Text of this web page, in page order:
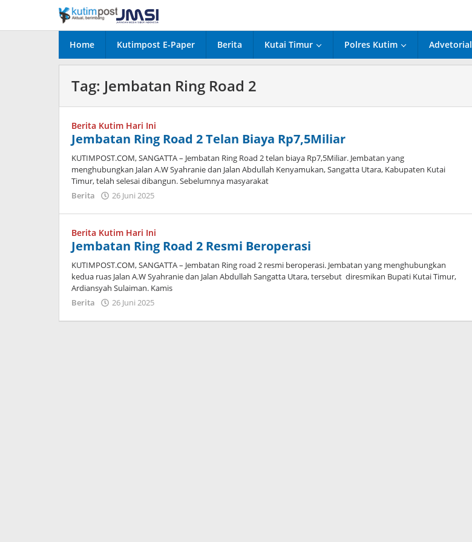
konten
Home Kutimpost E-Paper Berita Kutai Timur Polres Kutim Advetorial
Tag: Jembatan Ring Road 2
Berita Kutim Hari Ini
Jembatan Ring Road 2 Telan Biaya Rp7,5Miliar
KUTIMPOST.COM, SANGATTA – Jembatan Ring Road 2 telan biaya Rp7,5Miliar. Jembatan yang
menghubungkan Jalan A.W Syahranie dan Jalan Abdullah Kenyamukan, Sangatta Utara, Kabupaten Kutai
Timur, telah selesai dibangun. Sebelumnya masyarakat
Berita
26 Juni 2025
Berita Kutim Hari Ini
Jembatan Ring Road 2 Resmi Beroperasi
KUTIMPOST.COM, SANGATTA – Jembatan Ring road 2 resmi beroperasi. Jembatan yang menghubungkan
kedua ruas Jalan A.W Syahranie dan Jalan Abdullah Sangatta Utara, tersebut diresmikan Bupati Kutai Timur,
Ardiansyah Sulaiman. Kamis
Berita
26 Juni 2025